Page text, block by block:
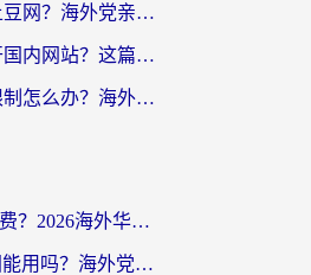
如何在国外看土豆网？海外党亲测有效的追剧加速器选择指南
人在国外打不开国内网站？这篇攻略帮你无缝解锁国内资源（附交管12123使用技巧）
香港优酷地区限制怎么办？海外党亲测有效的追剧解决方案
Mac翻墙回国免费？2026海外华人亲测：从CCTV5直播到国内APP，这样选加速器才靠谱
Proton VPN中国能用吗？海外党选回国加速器的避坑指南（附番茄加速器实测）